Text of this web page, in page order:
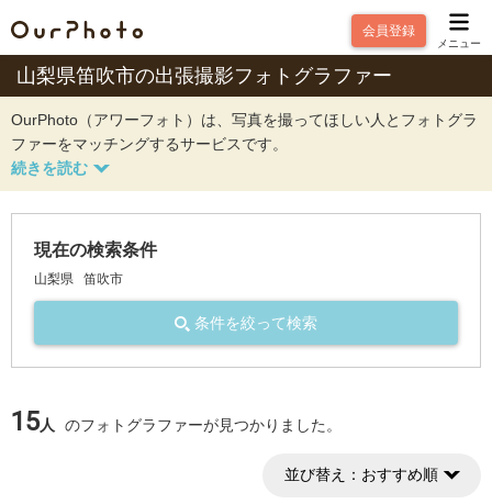
会員登録
メニュー
山梨県笛吹市の出張撮影フォトグラファー
OurPhoto（アワーフォト）は、写真を撮ってほしい人とフォトグラ
ファーをマッチングするサービスです。
現在の検索条件
山梨県 笛吹市
条件を絞って検索
15人 のフォトグラファーが見つかりました。
並び替え： おすすめ順